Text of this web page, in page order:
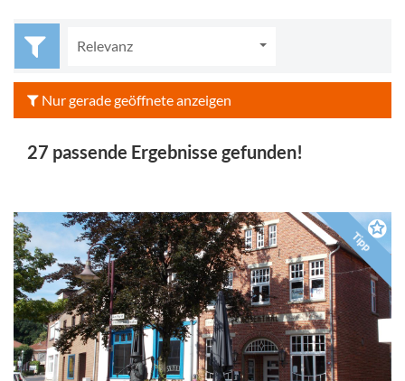
Relevanz
Nur gerade geöffnete anzeigen
27 passende Ergebnisse gefunden!
Tipp